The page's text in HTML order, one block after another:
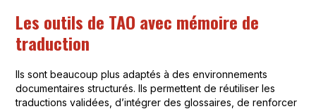
Les outils de TAO avec mémoire de
traduction
Ils sont beaucoup plus adaptés à des environnements
documentaires structurés. Ils permettent de réutiliser les
traductions validées, d’intégrer des glossaires, de renforcer